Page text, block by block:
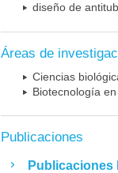
diseño de
Áreas de
Ciencias
Biotecnología
Publicaciones
Publicaciones